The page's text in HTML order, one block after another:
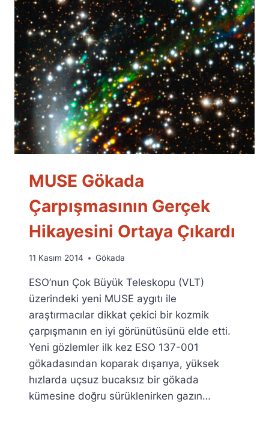
MUSE Gökada
Çarpışmasının Gerçek
Hikayesini Ortaya Çıkardı
By
Fuat
Özyar
11 Kasım 2014 Gökada
ESO’nun Çok Büyük Teleskopu (VLT)
üzerindeki yeni MUSE aygıtı ile
araştırmacılar dikkat çekici bir kozmik
çarpışmanın en iyi görünütüsünü elde etti.
Yeni gözlemler ilk kez ESO 137-001
gökadasından koparak dışarıya, yüksek
hızlarda uçsuz bucaksız bir gökada
kümesine doğru sürüklenirken gazın…